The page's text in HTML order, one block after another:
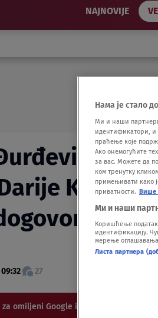
NAJNOVIJE
Kisić?
imaju
27
omiljeni Google izvor
Нама је стало
Ми и наши
идентификатори, и
праћење које
Ако онемогућите
за вас. Можете да
ком тренутку
примењивати како
приватности. Више
Ми и наши
Коришћење
идентификацију.
мерење оглашавања
Листа партнера